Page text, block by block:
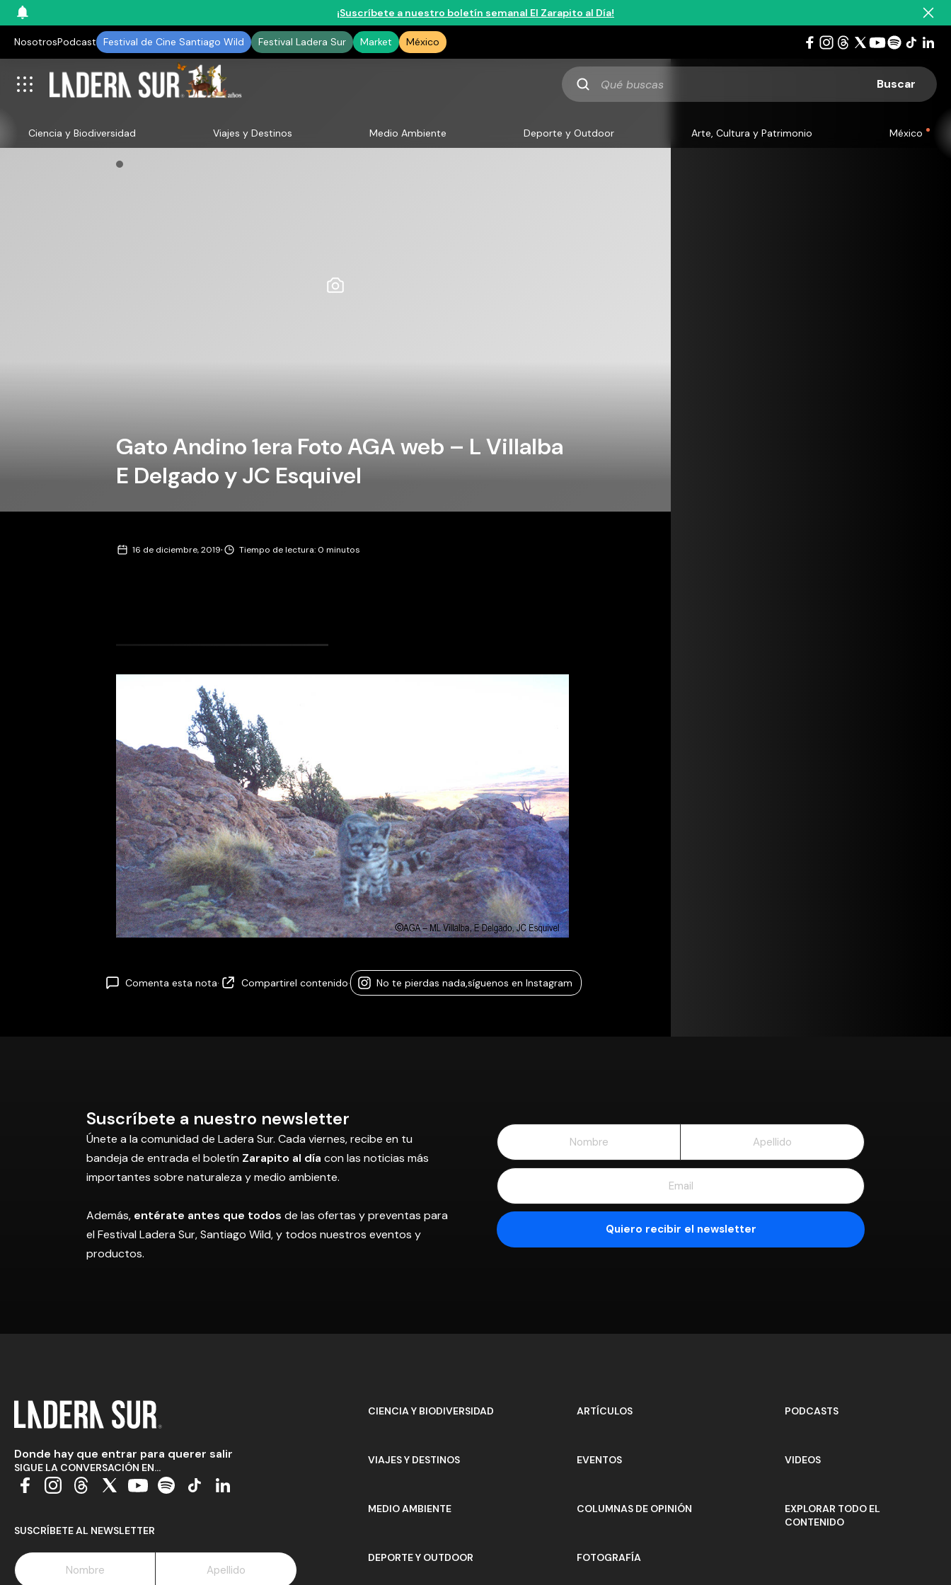
¡Suscríbete a nuestro boletín semanal El Zarapito al Día!
NosotrosPodcast Festival de Cine Santiago Wild Festival Ladera Sur Market México
Qué
buscas
Ciencia y Biodiversidad Viajes y Destinos Medio Ambiente Deporte y Outdoor Arte, Cultura y Patrimonio México
Gato Andino 1era Foto AGA web – L Villalba
E Delgado y JC Esquivel
16 de diciembre, 2019· Tiempo de lectura: 0 minutos
Comenta esta nota· Compartirel contenido· No te pierdas nada,síguenos en Instagram
Suscríbete a nuestro newsletter
Únete a la comunidad de Ladera Sur. Cada viernes, recibe en tu
bandeja de entrada el boletín Zarapito al día con las noticias más
importantes sobre naturaleza y medio ambiente.
Además, entérate antes que todos de las ofertas y preventas para
el Festival Ladera Sur, Santiago Wild, y todos nuestros eventos y
productos.
Donde hay que entrar para querer salir
SIGUE LA CONVERSACIÓN EN...
SUSCRÍBETE AL NEWSLETTER
CIENCIA Y BIODIVERSIDAD
VIAJES Y DESTINOS
MEDIO AMBIENTE
DEPORTE Y OUTDOOR
ARTÍCULOS
EVENTOS
COLUMNAS DE OPINIÓN
FOTOGRAFÍA
PODCASTS
VIDEOS
EXPLORAR TODO EL
CONTENIDO